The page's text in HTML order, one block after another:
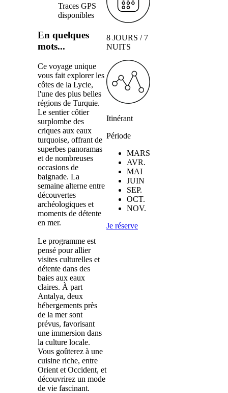
Traces GPS
disponibles
En quelques
mots...
Ce voyage unique
vous fait explorer les
côtes de la Lycie,
l'une des plus belles
régions de Turquie.
Le sentier côtier
surplombe des
criques aux eaux
turquoise, offrant de
superbes panoramas
et de nombreuses
occasions de
baignade. La
semaine alterne entre
découvertes
archéologiques et
moments de détente
en mer.
Le programme est
pensé pour allier
visites culturelles et
détente dans des
baies aux eaux
claires. À part
Antalya, deux
hébergements près
de la mer sont
prévus, favorisant
une immersion dans
la culture locale.
Vous goûterez à une
cuisine riche, entre
Orient et Occident, et
découvrirez un mode
de vie fascinant.
8 JOURS / 7
NUITS
Itinérant
Période
MARS
AVR.
MAI
JUIN
SEP.
OCT.
NOV.
Je réserve